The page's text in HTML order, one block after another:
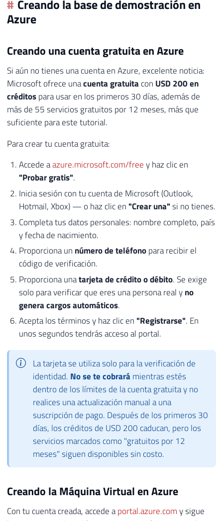
Creando la base de demostración en
Azure
Creando una cuenta gratuita en Azure
Si aún no tienes una cuenta en Azure, excelente noticia:
Microsoft ofrece unacuenta gratuita con USD 200 en
créditospara usar en los primeros 30 días, además de
más de 55 servicios gratuitos por 12 meses, más que
suficiente para este tutorial.
Para crear tu cuenta gratuita:
Accede aazure.microsoft.com/freey haz clic en
"Probar gratis".
Inicia sesión con tu cuenta de Microsoft (Outlook,
Hotmail, Xbox) — o haz clic en "Crear una"si no tienes.
Completa tus datos personales: nombre completo, país
y fecha de nacimiento.
Proporciona un número de teléfonopara recibir el
código de verificación.
Proporciona unatarjeta de crédito o débito. Se exige
solo para verificar que eres una persona real yno
genera cargos automáticos.
Acepta los términos y haz clic en "Registrarse". En
unos segundos tendrás acceso al portal.
La tarjeta se utiliza solo para la verificación de
identidad. No se te cobrará mientras estés
dentro de los límites de la cuenta gratuita y no
realices una actualización manual a una
suscripción de pago. Después de los primeros 30
días, los créditos de USD 200 caducan, pero los
servicios marcados como "gratuitos por 12
meses" siguen disponibles sin costo.
Creando la Máquina Virtual en Azure
Con tu cuenta creada, accede aportal.azure.comy sigue